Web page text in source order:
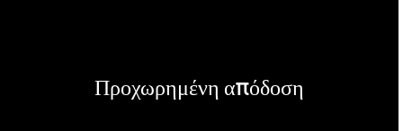
Προχωρημένη απόδοση